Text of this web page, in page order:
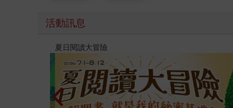
活動訊息
PUGO噗果聰明書包開學季預購優惠